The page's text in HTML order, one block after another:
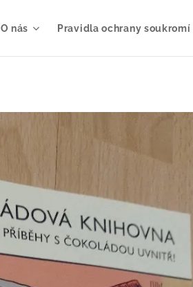
O nás Pravidla ochrany soukromí